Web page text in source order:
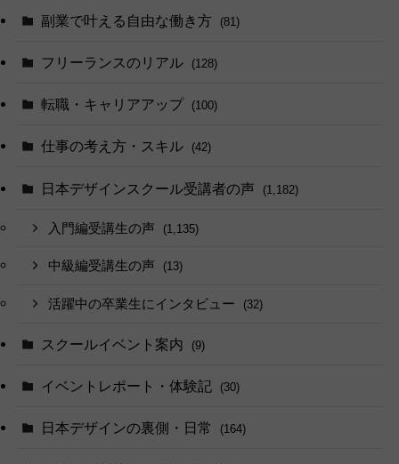
副業で叶える自由な働き方 (81)
フリーランスのリアル (128)
転職・キャリアアップ (100)
仕事の考え方・スキル (42)
日本デザインスクール受講者の声 (1,182)
入門編受講生の声 (1,135)
中級編受講生の声 (13)
活躍中の卒業生にインタビュー (32)
スクールイベント案内 (9)
イベントレポート・体験記 (30)
日本デザインの裏側・日常 (164)